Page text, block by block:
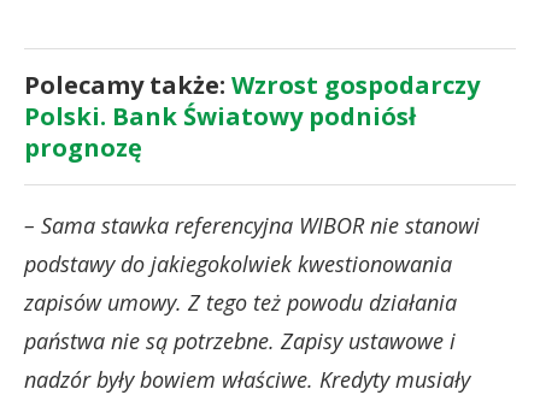
Polecamy także: Wzrost gospodarczy
Polski. Bank Światowy podniósł
prognozę
– Sama stawka referencyjna WIBOR nie stanowi
podstawy do jakiegokolwiek kwestionowania
zapisów umowy. Z tego też powodu działania
państwa nie są potrzebne. Zapisy ustawowe i
nadzór były bowiem właściwe. Kredyty musiały